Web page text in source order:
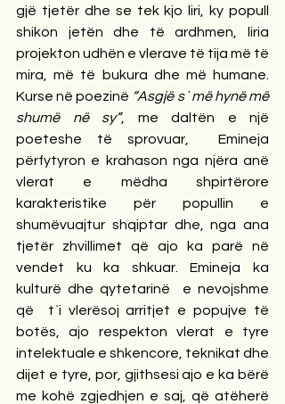
gjë tjetër dhe se tek kjo liri, ky popull
shikon jetën dhe të ardhmen, liria
projekton udhën e vlerave të tija më të
mira, më të bukura dhe më humane.
Kurse në poezinë “Asgjë s` më hynë më
shumë në sy”, me daltën e një
poeteshe të sprovuar,  Emineja
përfytyron e krahason nga njëra anë
vlerat e mëdha shpirtërore
karakteristike për popullin e
shumëvuajtur shqiptar dhe, nga ana
tjetër zhvillimet që ajo ka parë në
vendet ku ka shkuar. Emineja ka
kulturë dhe qytetarinë  e nevojshme
që  t`i vlerësoj arritjet e popujve të
botës, ajo respekton vlerat e tyre
intelektuale e shkencore, teknikat dhe
dijet e tyre, por, gjithsesi ajo e ka bërë
me kohë zgjedhjen e saj, që atëherë